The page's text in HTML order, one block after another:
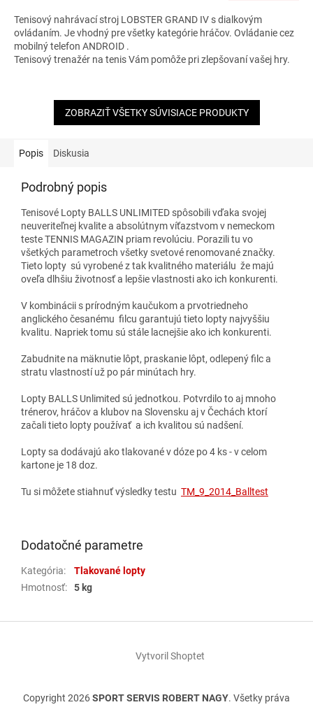
5
hviezdičiek.
Tenisový nahrávací stroj LOBSTER GRAND IV s dialkovým
ovládaním. Je vhodný pre všetky kategórie hráčov. Ovládanie cez
mobilný telefon ANDROID .
Tenisový trenažér na tenis Vám pomôže pri zlepšovaní vašej hry.
ZOBRAZIŤ VŠETKY SÚVISIACE PRODUKTY
Popis Diskusia
Podrobný popis
Tenisové Lopty BALLS UNLIMITED spôsobili vďaka svojej
neuveriteľnej kvalite a absolútnym víťazstvom v nemeckom
teste TENNIS MAGAZIN priam revolúciu. Porazili tu vo
všetkých parametroch všetky svetové renomované značky.
Tieto lopty sú vyrobené z tak kvalitného materiálu že majú
oveľa dlhšiu životnosť a lepšie vlastnosti ako ich konkurenti.
V kombinácii s prírodným kaučukom a prvotriedneho
anglického česanému filcu garantujú tieto lopty najvyššiu
kvalitu. Napriek tomu sú stále lacnejšie ako ich konkurenti.
Zabudnite na mäknutie lôpt, praskanie lôpt, odlepený filc a
stratu vlastností už po pár minútach hry.
Lopty BALLS Unlimited sú jednotkou. Potvrdilo to aj mnoho
trénerov, hráčov a klubov na Slovensku aj v Čechách ktorí
začali tieto lopty používať a ich kvalitou sú nadšení.
Lopty sa dodávajú ako tlakované v dóze po 4 ks - v celom
kartone je 18 doz.
Tu si môžete stiahnuť výsledky testu TM_9_2014_Balltest
Dodatočné parametre
Kategória:
Tlakované lopty
Hmotnosť: 5 kg
Vytvoril Shoptet
Copyright 2026SPORT SERVIS ROBERT NAGY. Všetky práva